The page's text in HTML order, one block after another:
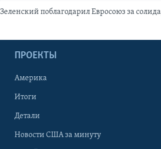
Зеленский поблагодарил Евросоюз за
ПРОЕКТЫ
Америка
Итоги
Детали
Новости США за минуту